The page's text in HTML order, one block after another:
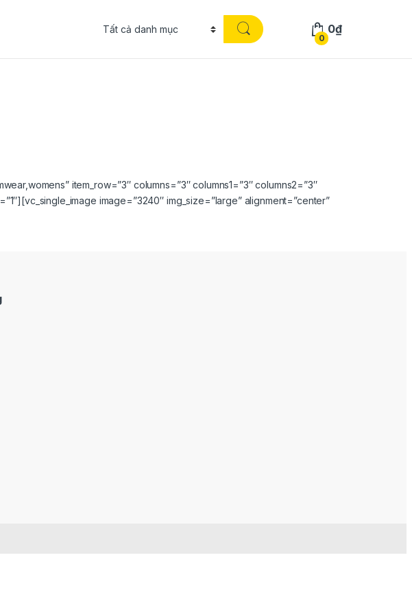
0
0₫
item_row=”3″ columns=”3″ columns1=”3″ columns2=”3″
image=”3240″ img_size=”large” alignment=”center”